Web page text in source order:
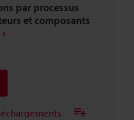
par processus
et composants